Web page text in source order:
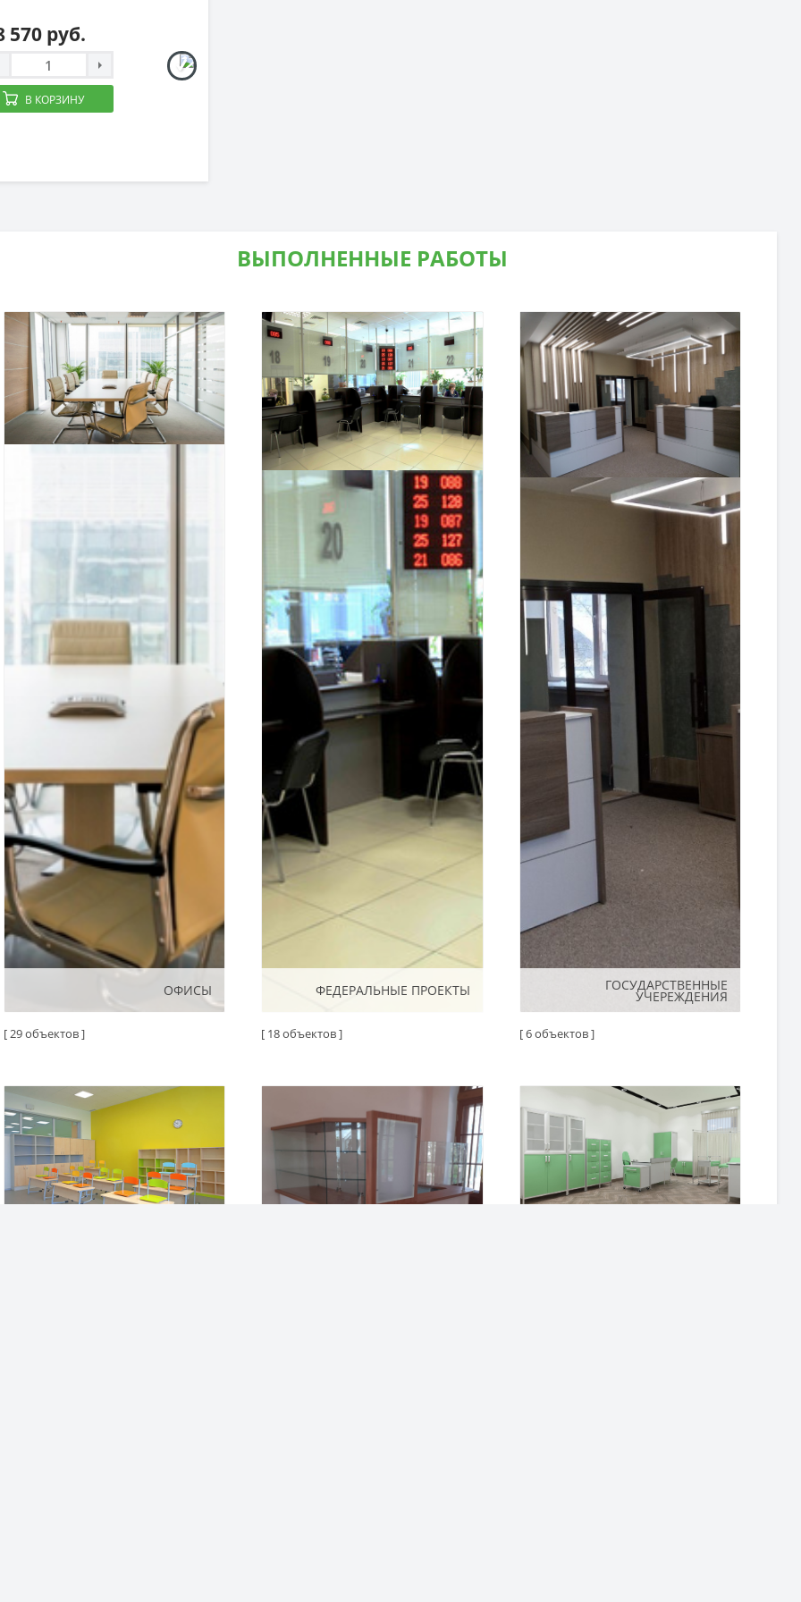
570 руб.
В КОРЗИНУ
ВЫПОЛНЕННЫЕ РАБОТЫ
ОФИСЫ
ОФИСЫ
[ 29 объектов ]
ФЕДЕРАЛЬНЫЕ ПРОЕКТЫ
ФЕДЕРАЛЬНЫЕ ПРОЕКТЫ
[ 18 объектов ]
ГОСУДАРСТВЕННЫЕ
УЧЕРЕЖДЕНИЯ
ГОСУДАРСТВЕННЫЕ
УЧЕРЕЖДЕНИЯ
[ 6 объектов ]